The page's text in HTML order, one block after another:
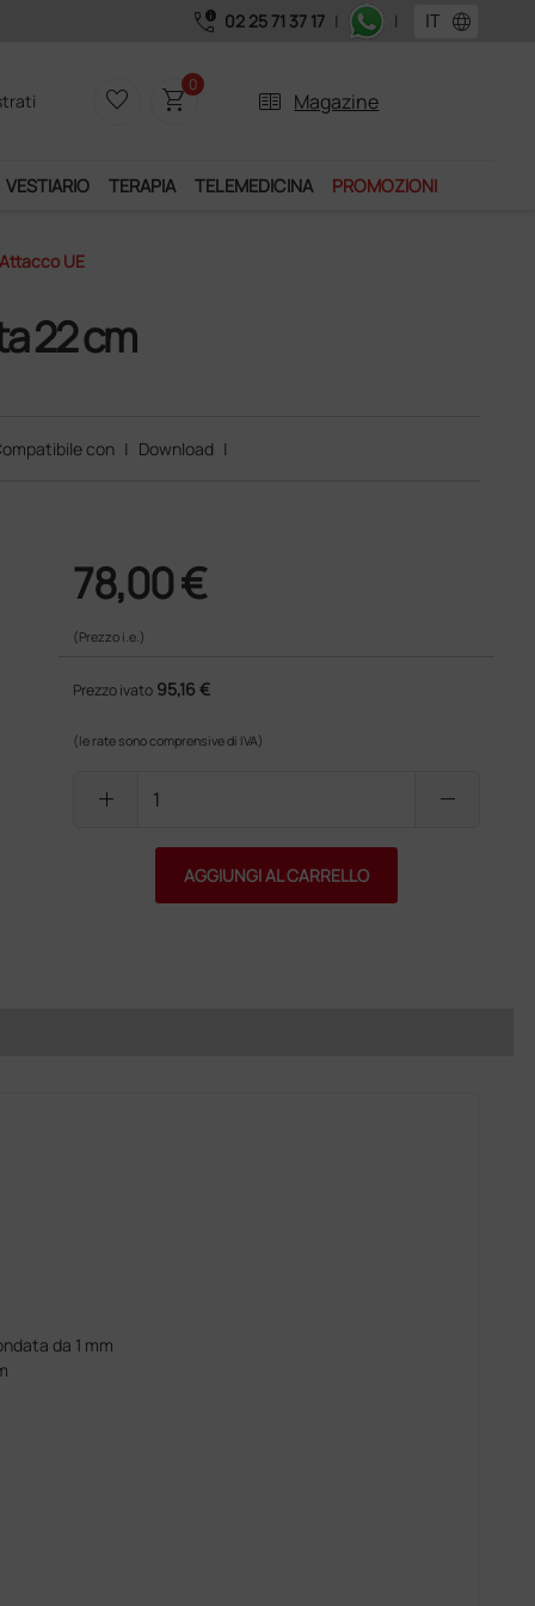
un anno di spedizioni a 39,90 euro + IVA!
call_quality 02 25 71 37 17 | | language
favorite_border shopping_cart0
two_pager Magazine
VESTIARIO TERAPIA TELEMEDICINA PROMOZIONI
UE
22 cm
con | Download |
78,00 €
(Prezzo i.e.)
Prezzo ivato 95,16 €
(le rate sono comprensive di IVA)
add remove
AGGIUNGI AL CARRELLO
da 1 mm